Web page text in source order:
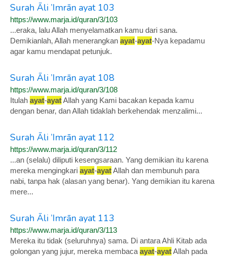
Surah Āli ’Imrān ayat 103
https://www.marja.id/quran/3/103
...eraka, lalu Allah menyelamatkan kamu dari sana.
Demikianlah, Allah menerangkan ayat-ayat-Nya kepadamu
agar kamu mendapat petunjuk.
Surah Āli ’Imrān ayat 108
https://www.marja.id/quran/3/108
Itulah ayat-ayatAllah yang Kami bacakan kepada kamu
dengan benar, dan Allah tidaklah berkehendak menzalimi...
Surah Āli ’Imrān ayat 112
https://www.marja.id/quran/3/112
...an (selalu) diliputi kesengsaraan. Yang demikian itu karena
mereka mengingkari ayat-ayatAllah dan membunuh para
nabi, tanpa hak (alasan yang benar). Yang demikian itu karena
mere...
Surah Āli ’Imrān ayat 113
https://www.marja.id/quran/3/113
Mereka itu tidak (seluruhnya) sama. Di antara Ahli Kitab ada
golongan yang jujur, mereka membaca ayat-ayatAllah pada